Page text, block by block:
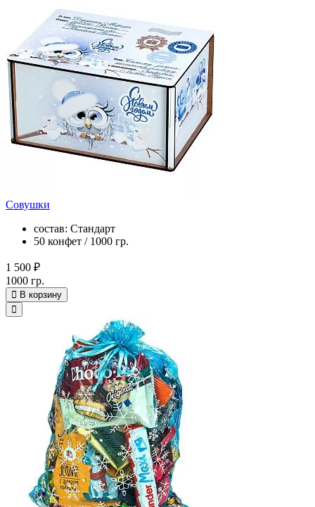
Совушки
состав: Стандарт
50 конфет / 1000 гр.
1 500 ₽
1000 гр.
В корзину